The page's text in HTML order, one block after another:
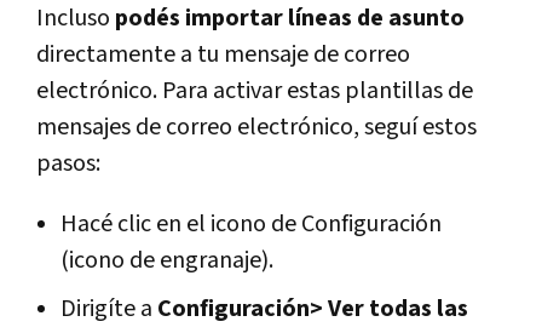
Incluso podés importar líneas de asunto
directamente a tu mensaje de correo
electrónico. Para activar estas plantillas de
mensajes de correo electrónico, seguí estos
pasos:
Hacé clic en el icono de Configuración
(icono de engranaje).
Dirigíte a Configuración> Ver todas las